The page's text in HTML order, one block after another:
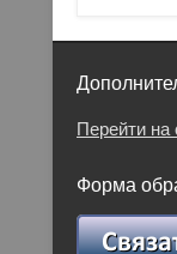
Перейти на
Форма